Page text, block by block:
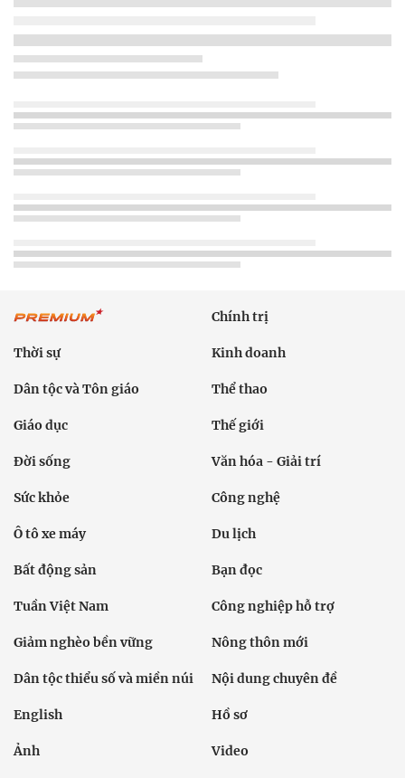
Chính trị
Thời sự Kinh doanh
Dân tộc và Tôn giáo Thể thao
Giáo dục Thế giới
Đời sống Văn hóa - Giải trí
Sức khỏe Công nghệ
Ô tô xe máy Du lịch
Bất động sản Bạn đọc
Tuần Việt Nam Công nghiệp hỗ trợ
Giảm nghèo bền vững Nông thôn mới
Dân tộc thiểu số và miền núi Nội dung chuyên đề
English Hồ sơ
Ảnh Video